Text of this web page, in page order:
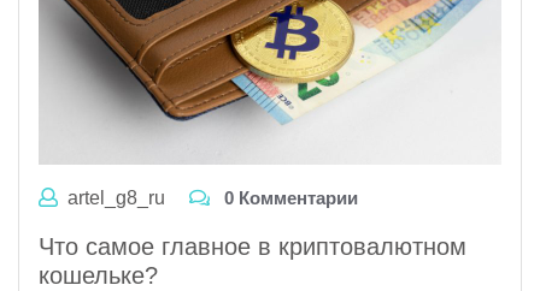
artel_g8_ru 0 Комментарии
Что самое главное в криптовалютном
кошельке?